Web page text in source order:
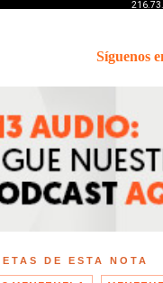
Síguenos
DE ESTA NOTA